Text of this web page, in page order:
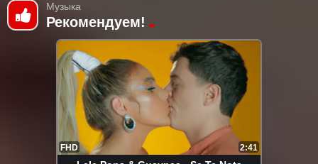
Музыка
Рекомендуем!
FHD 2:41